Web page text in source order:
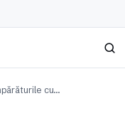
Caută
cu…